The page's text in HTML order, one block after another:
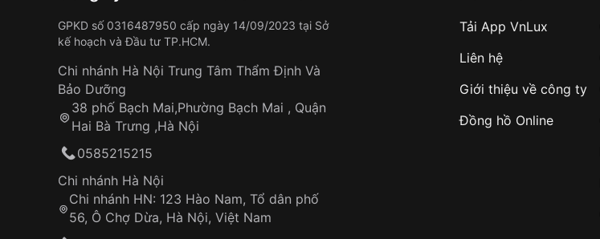
GPKD số 0316487950 cấp ngày 14/09/2023 tại Sở
kế hoạch và Đầu tư TP.HCM.
Chi nhánh Hà Nội Trung Tâm Thẩm Định Và
Bảo Dưỡng
38 phố Bạch Mai,Phường Bạch Mai , Quận
Hai Bà Trưng ,Hà Nội
0585215215
Chi nhánh Hà Nội
Chi nhánh HN: 123 Hào Nam, Tổ dân phố
56, Ô Chợ Dừa, Hà Nội, Việt Nam
Tải App VnLux
Liên hệ
Giới thiệu về công ty
Đồng hồ Online